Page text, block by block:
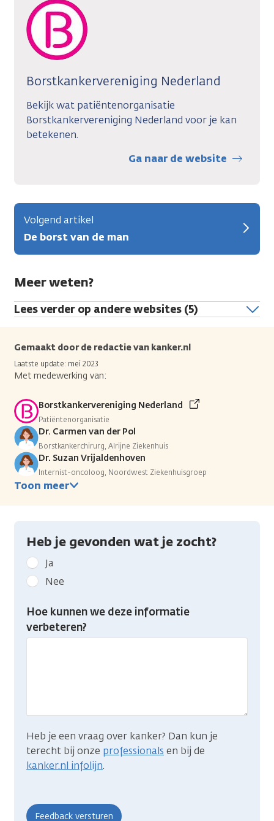
Borstkankervereniging Nederland
Bekijk wat patiëntenorganisatie
Borstkankervereniging Nederland voor je kan
betekenen.
Ga naar de website
Volgend artikel
De borst van de man
Meer weten?
Lees verder op andere websites (5)
Gemaakt door de redactie van kanker.nl
Laatste update: mei 2023
Met medewerking van:
Borstkankervereniging Nederland
Patiëntenorganisatie
Dr. Carmen van der Pol
Borstkankerchirurg, Alrijne Ziekenhuis
Dr. Suzan Vrijaldenhoven
Internist-oncoloog, Noordwest Ziekenhuisgroep
Toon meer
Heb je gevonden wat je zocht?
Geef
kanker.nl
feedback:
Heb
gevonden
Ja
Nee
Hoe kunnen we deze informatie
verbeteren?
Heb je een vraag over kanker? Dan kun je
terecht bij onze professionals en bij de
kanker.nl infolijn.